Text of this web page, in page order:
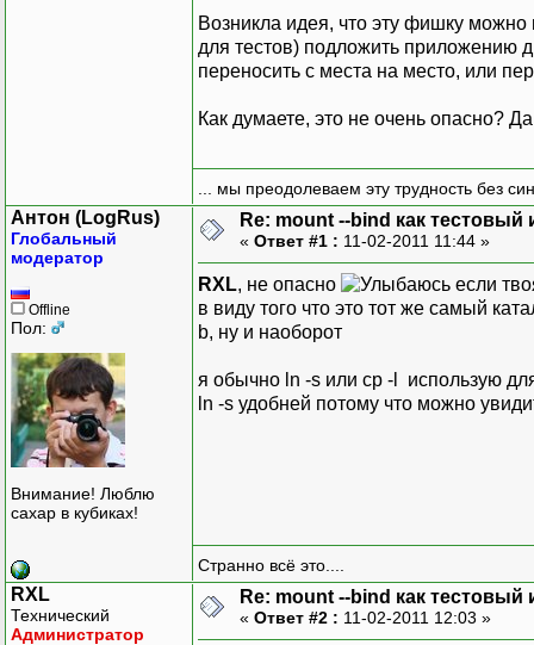
Возникла идея, что эту фишку можно
для тестов) подложить приложению
переносить с места на место, или
Как думаете, это не очень опасно?
... мы преодолеваем эту трудность без
Антон (LogRus)
Глобальный
модератор
Offline
Пол:
Внимание! Люблю
сахар в кубиках!
Re: mount --bind как
« Ответ #1 : 11-02-2011 11:44 »
RXL, не опасно
если
в виду того что это тот же самый
b, ну и наоборот
я обычно ln -s или cp -l использую
ln -s удобней потому что можно
Странно всё это....
RXL
Технический
Администратор
Re: mount --bind как
« Ответ #2 : 11-02-2011 12:03 »